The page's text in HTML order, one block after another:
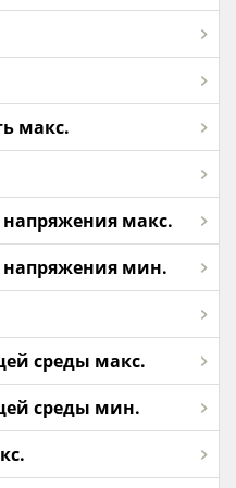
макс.
макс.
напряжения мин.
среды макс.
среды мин.